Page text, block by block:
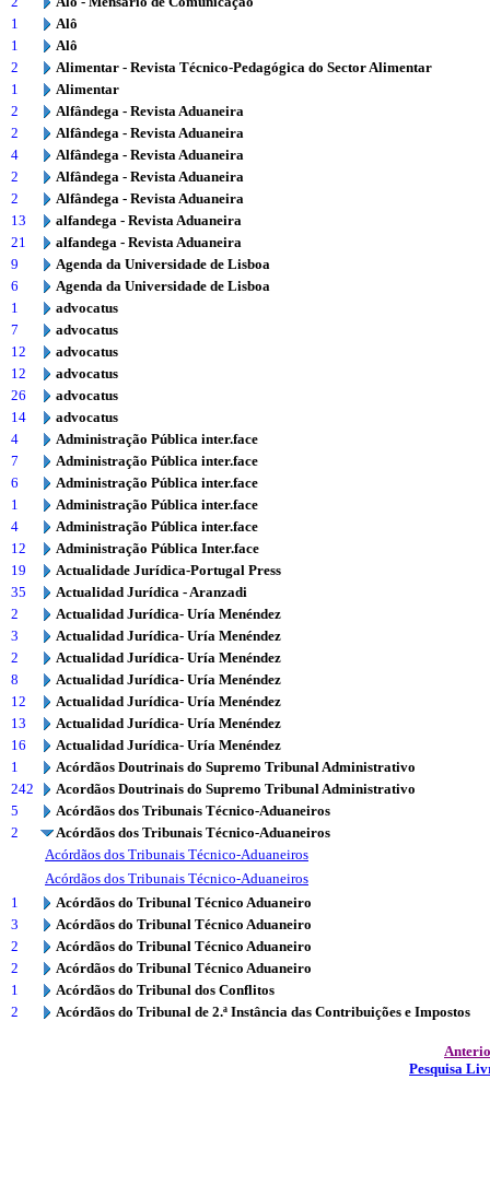
1
Alô
1
Alô
2
Alimentar - Revista Técnico-Pedagógica do Sector Alimentar
1
Alimentar
2
Alfândega - Revista Aduaneira
2
Alfândega - Revista Aduaneira
4
Alfândega - Revista Aduaneira
2
Alfândega - Revista Aduaneira
2
Alfândega - Revista Aduaneira
13
alfandega - Revista Aduaneira
21
alfandega - Revista Aduaneira
9
Agenda da Universidade de Lisboa
6
Agenda da Universidade de Lisboa
1
advocatus
7
advocatus
12
advocatus
12
advocatus
26
advocatus
14
advocatus
4
Administração Pública inter.face
7
Administração Pública inter.face
6
Administração Pública inter.face
1
Administração Pública inter.face
4
Administração Pública inter.face
12
Administração Pública Inter.face
19
Actualidade Jurídica-Portugal Press
35
Actualidad Jurídica - Aranzadi
2
Actualidad Jurídica- Uría Menéndez
3
Actualidad Jurídica- Uría Menéndez
2
Actualidad Jurídica- Uría Menéndez
8
Actualidad Jurídica- Uría Menéndez
12
Actualidad Jurídica- Uría Menéndez
13
Actualidad Jurídica- Uría Menéndez
16
Actualidad Jurídica- Uría Menéndez
1
Acórdãos Doutrinais do Supremo Tribunal Administrativo
242
Acordãos Doutrinais do Supremo Tribunal Administrativo
5
Acórdãos dos Tribunais Técnico-Aduaneiros
2
Acórdãos dos Tribunais Técnico-Aduaneiros
Acórdãos dos Tribunais Técnico-Aduaneiros
Acórdãos dos Tribunais Técnico-Aduaneiros
1
Acórdãos do Tribunal Técnico Aduaneiro
3
Acórdãos do Tribunal Técnico Aduaneiro
2
Acórdãos do Tribunal Técnico Aduaneiro
2
Acórdãos do Tribunal Técnico Aduaneiro
1
Acórdãos do Tribunal dos Conflitos
2
Acórdãos do Tribunal de 2.ª Instância das Contribuições e Impostos
Pesquisa